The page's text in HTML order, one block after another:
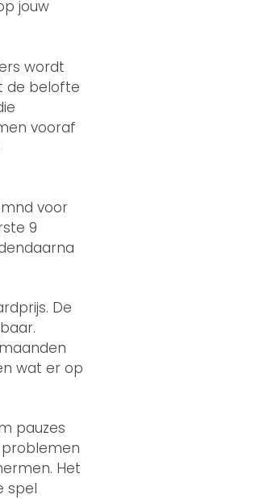
jouw
wordt
de belofte
vooraf
voor
9
De
wat er op
pauzes
Het
spel